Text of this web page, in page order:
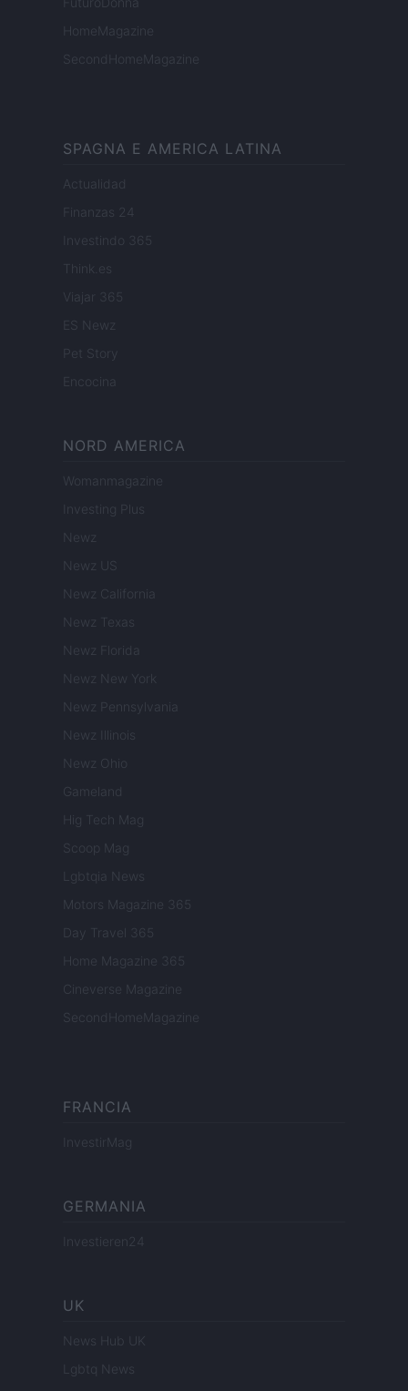
HomeMagazine
SecondHomeMagazine
SPAGNA E AMERICA LATINA
Actualidad
Finanzas 24
Investindo 365
Think.es
Viajar 365
ES Newz
Pet Story
Encocina
NORD AMERICA
Womanmagazine
Investing Plus
Newz
Newz US
Newz California
Newz Texas
Newz Florida
Newz New York
Newz Pennsylvania
Newz Illinois
Newz Ohio
Gameland
Hig Tech Mag
Scoop Mag
Lgbtqia News
Motors Magazine 365
Day Travel 365
Home Magazine 365
Cineverse Magazine
SecondHomeMagazine
FRANCIA
InvestirMag
GERMANIA
Investieren24
UK
News Hub UK
Lgbtq News